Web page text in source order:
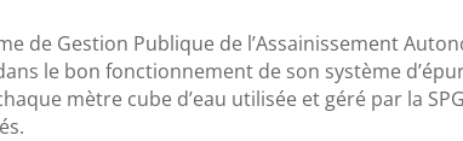
de Gestion Publique de l’Assainissement
le bon fonctionnement de son système
mètre cube d’eau utilisée et géré par la